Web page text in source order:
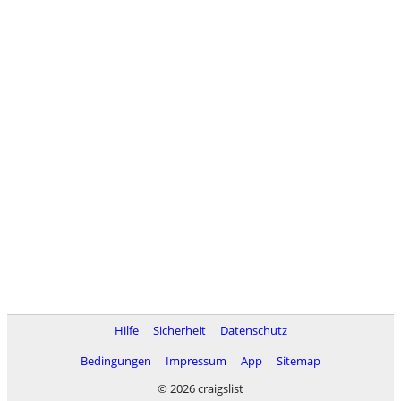
Hilfe Sicherheit
Datenschutz
Bedingungen
Impressum App
Sitemap
© 2026 craigslist